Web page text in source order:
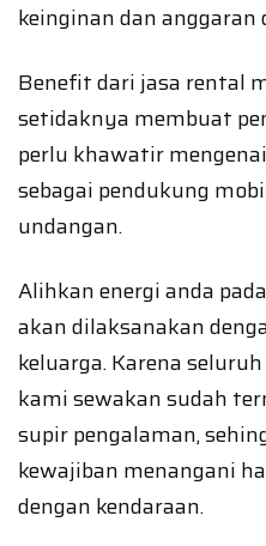
keinginan dan
Benefit dari jasa rental
setidaknya membuat
perlu khawatir
sebagai pendukung
undangan.
Alihkan energi anda
akan dilaksanakan
keluarga. Karena
kami sewakan sudah
supir pengalaman,
kewajiban menangani
dengan kendaraan.